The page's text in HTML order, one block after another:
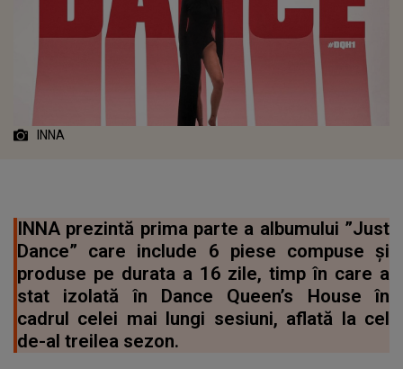
INNA
INNA prezintă prima parte a albumului ”Just
Dance” care include 6 piese compuse și
produse pe durata a 16 zile, timp în care a
stat izolată în Dance Queen’s House în
cadrul celei mai lungi sesiuni, aflată la cel
de-al treilea sezon.